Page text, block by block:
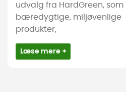
udvalg fra HardGreen, som
bæredygtige, miljøvenlige
produkter,
Læse mere +